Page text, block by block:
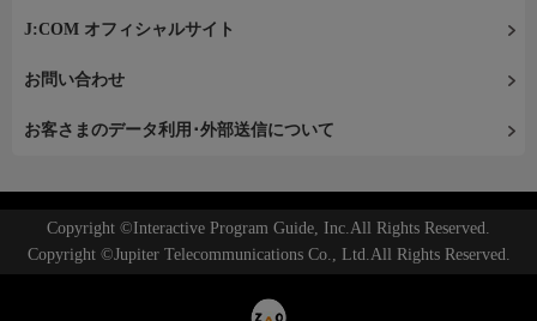
J:COM オフィシャルサイト
お問い合わせ
お客さまのデータ利用･外部送信について
Copyright ©Interactive Program Guide, Inc.All Rights Reserved.
Copyright ©Jupiter Telecommunications Co., Ltd.All Rights Reserved.